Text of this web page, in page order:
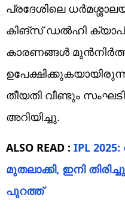
പ്രദേശിലെ
കിങ്സ് ഡൽഹി
കാരണങ്ങൾ
തീയതി വീണ്ടും
അറിയിച്ചു.
ALSO READ : IPL
മുതലാക്കി, ഇനി
പുറത്ത്‌